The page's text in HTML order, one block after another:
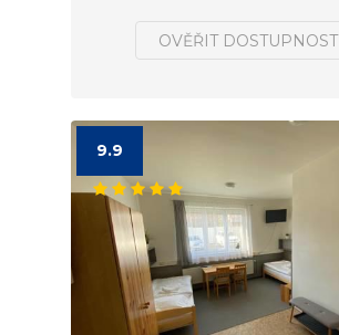
OVĚŘIT DOSTUPNOST
9.9